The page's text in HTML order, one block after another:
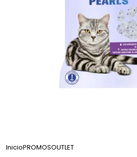
InicioPROMOSOUTLET